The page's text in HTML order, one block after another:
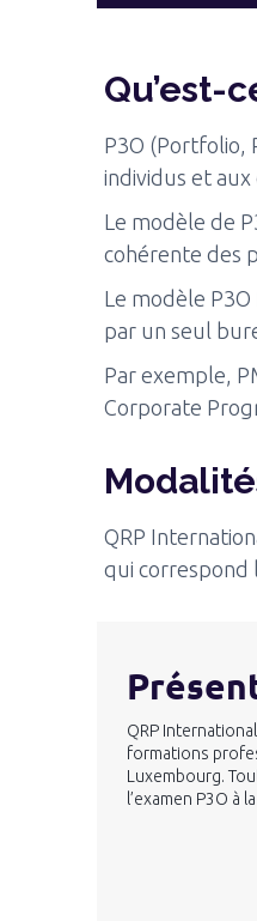
Qu’est-
P3O (Portfolio,
individus et
Le modèle de
cohérente des
Le modèle
par un seul
Par exemple,
Corporate
QRP
qui correspond
QRP
formations
Luxembourg.
l’examen P3O à